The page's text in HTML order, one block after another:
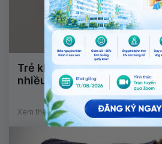
Trẻ khó thở, môi tím tái, tay
nhiều lần cảnh báo bệnh lý
Xem thêm